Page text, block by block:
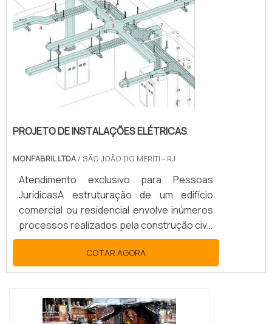
especializado. Embora muita gente não
saiba, a instalação elétrica ocupa papel ...
PROJETO DE INSTALAÇÕES ELÉTRICAS
MONFABRIL LTDA/ SÃO JOÃO DO MERITI - RJ
Atendimento exclusivo para Pessoas
JurídicasA estruturação de um edifício
comercial ou residencial envolve inúmeros
processos realizados pela construção civil.
Estudo do local, análise na rede hidráulica e
impactos ambientais são alguns dos
aspectos a serem avaliados. Dentre a lista
destacar o projeto de instalações
elétricas. De maneira geral, os projetos de
COTAR AGORA